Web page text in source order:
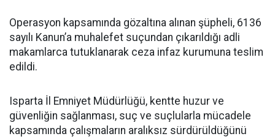
Operasyon kapsamında gözaltına alınan şüpheli, 6136
sayılı Kanun’a muhalefet suçundan çıkarıldığı adli
makamlarca tutuklanarak ceza infaz kurumuna teslim
edildi.
Isparta İl Emniyet Müdürlüğü, kentte huzur ve
güvenliğin sağlanması, suç ve suçlularla mücadele
kapsamında çalışmaların aralıksız sürdürüldüğünü